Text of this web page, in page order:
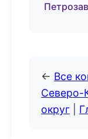
← Все
Северо-
округ